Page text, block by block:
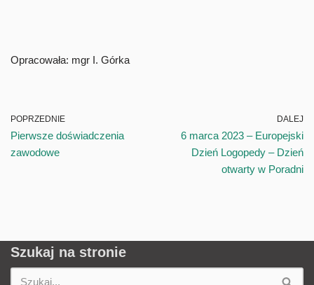
Opracowała: mgr I. Górka
POPRZEDNIE
Pierwsze doświadczenia
zawodowe
DALEJ
6 marca 2023 – Europejski
Dzień Logopedy – Dzień
otwarty w Poradni
Szukaj na stronie